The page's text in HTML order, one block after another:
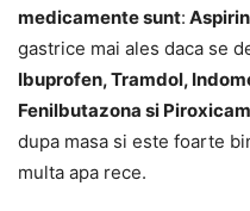
medicamente sunt:
gastrice mai ales daca se
Ibuprofen, Tramdol,
Fenilbutazona si Piroxicam
dupa masa si este foarte
multa apa rece.